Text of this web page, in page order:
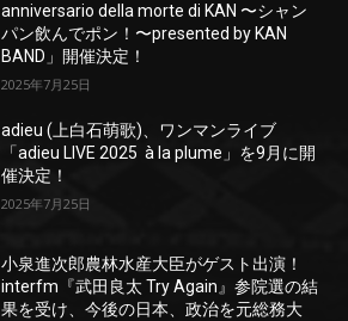
anniversario della morte di KAN 〜シャン
パン飲んでポン！〜presented by KAN
BAND」開催決定！
2025年7月25日
adieu (上白石萌歌)、ワンマンライブ
「adieu LIVE 2025 à la plume」を9月に開
催決定！
2025年7月25日
小泉進次郎農林水産大臣がゲスト出演！
interfm『武田良太 Try Again』参院選の結
果を受け、今後の日本、政治を元総務大